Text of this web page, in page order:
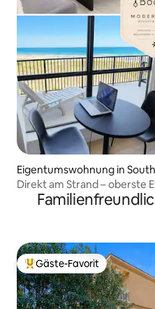
Eigentumswohnung in
Direkt am Strand – oberste
Beliebter Gäste-Favorit.
Gäste-Favorit